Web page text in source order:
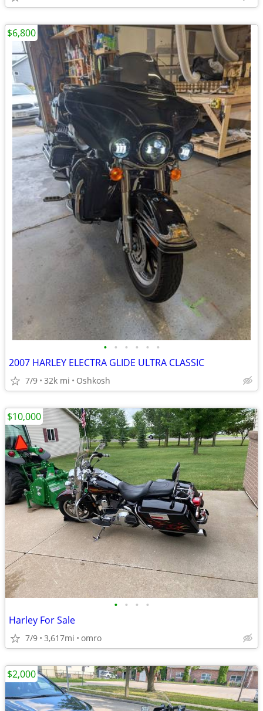
• • • • • •
2007 HARLEY ELECTRA GLIDE ULTRA CLASSIC
7/9 32k mi Oshkosh
$6,800
• • • •
Harley For Sale
7/9 3,617mi omro
$10,000
$2,000